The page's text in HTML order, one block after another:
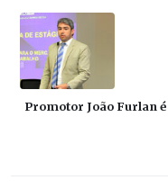
Promotor João Furlan